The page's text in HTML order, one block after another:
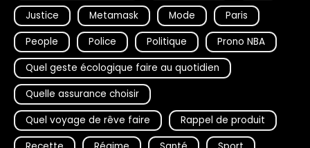
Justice
Metamask Mode
Paris
People
Police Politique
Prono NBA
Quel geste écologique faire au quotidien
Quelle assurance choisir
Quel voyage de rêve faire
Rappel de produit